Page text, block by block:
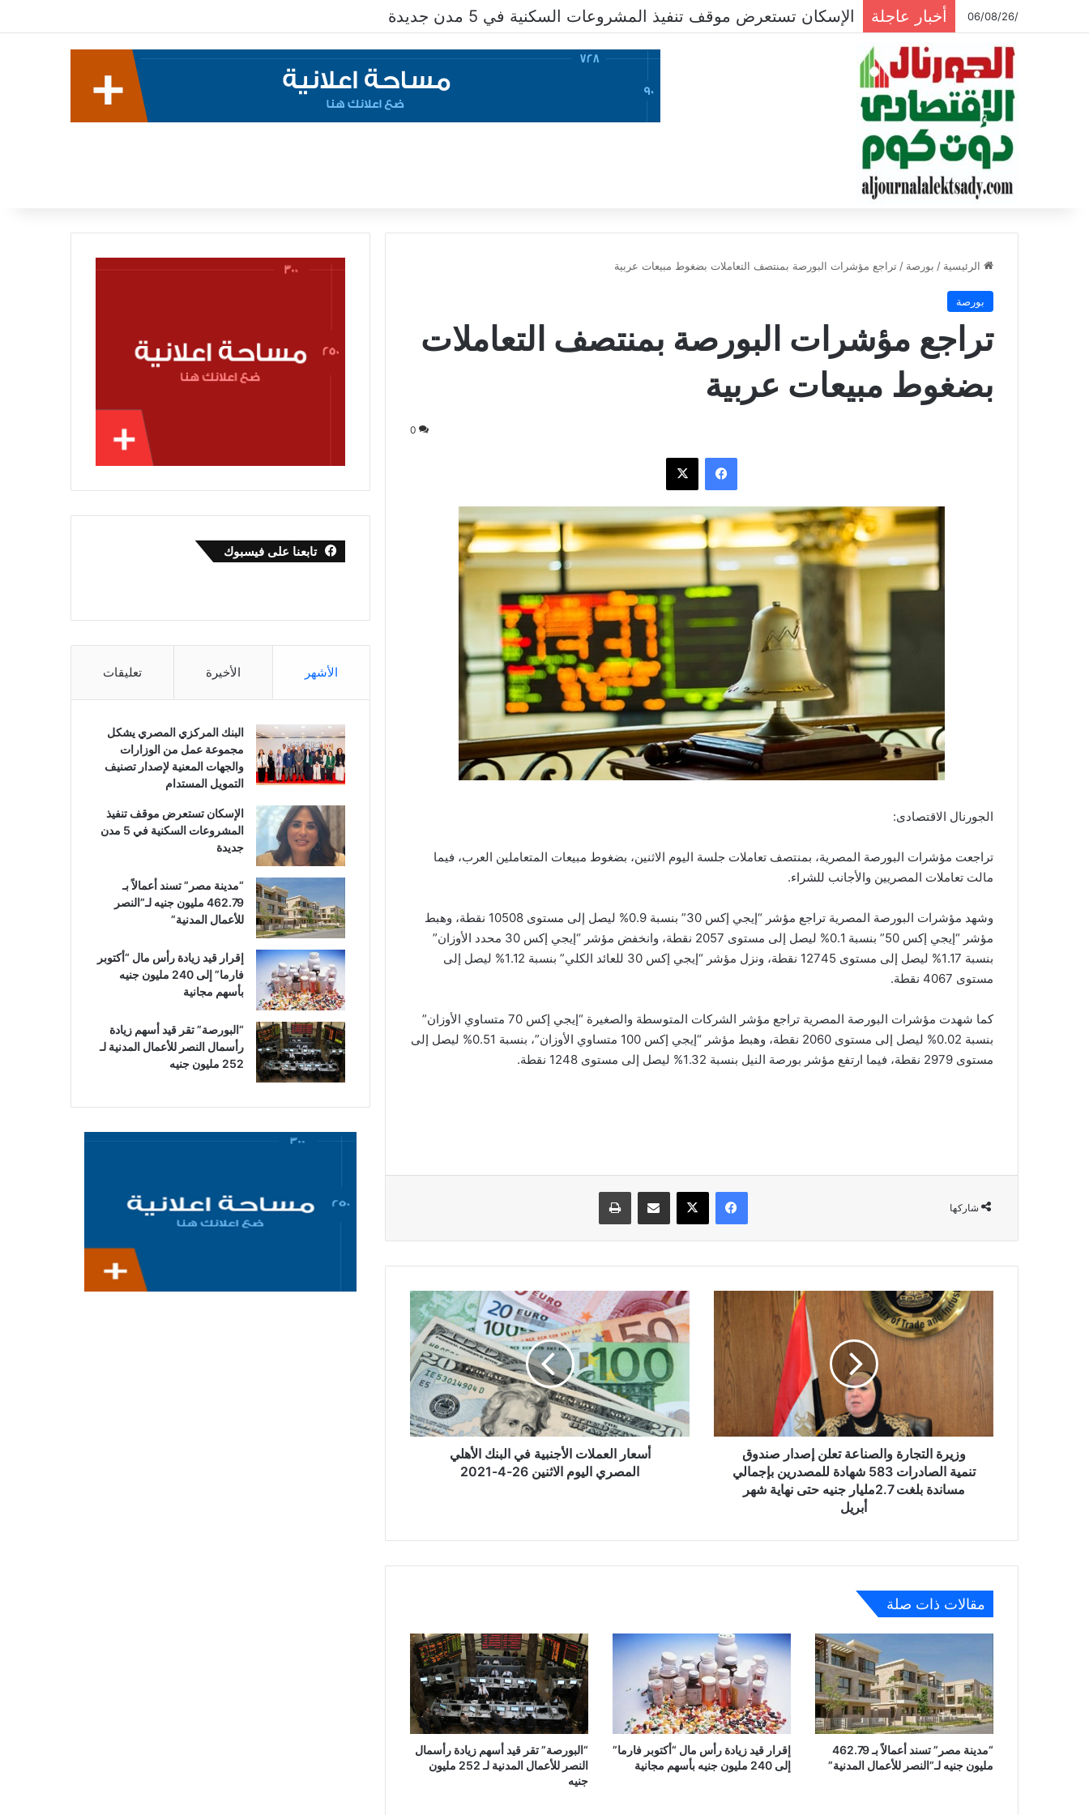
/06/08/26 أخبار عاجلة الإسكان تستعرض موقف تنفيذ المشروعات السكنية في 5 مدن جديدة
الرئيسية / بورصة / تراجع مؤشرات البورصة بمنتصف التعاملات بضغوط مبيعات عربية
بورصة
تراجع مؤشرات البورصة بمنتصف التعاملات
بضغوط مبيعات عربية
0
فيسبوك ‫X
الجورنال الاقتصادى:
تراجعت مؤشرات البورصة المصرية، بمنتصف تعاملات جلسة اليوم الاثنين، بضغوط مبيعات المتعاملين العرب، فيما
مالت تعاملات المصريين والأجانب للشراء.
وشهد مؤشرات البورصة المصرية تراجع مؤشر “إيجي إكس 30” بنسبة 0.9% ليصل إلى مستوى 10508 نقطة، وهبط
مؤشر “إيجي إكس 50” بنسبة 0.1% ليصل إلى مستوى 2057 نقطة، وانخفض مؤشر “إيجي إكس 30 محدد الأوزان”
بنسبة 1.17% ليصل إلى مستوى 12745 نقطة، ونزل مؤشر “إيجي إكس 30 للعائد الكلي” بنسبة 1.12% ليصل إلى
مستوى 4067 نقطة.
كما شهدت مؤشرات البورصة المصرية تراجع مؤشر الشركات المتوسطة والصغيرة “إيجي إكس 70 متساوي الأوزان”
بنسبة 0.02% ليصل إلى مستوى 2060 نقطة، وهبط مؤشر “إيجي إكس 100 متساوي الأوزان”، بنسبة 0.51% ليصل إلى
مستوى 2979 نقطة، فيما ارتفع مؤشر بورصة النيل بنسبة 1.32% ليصل إلى مستوى 1248 نقطة.
شاركها
فيسبوك ‫X مشاركة عبر البريد طباعة
التجارة
والصناعة
تعلن
إصدار
صندوق
تنمية
583
للمصدرين
حتى
شهر
أبريل
وزيرة التجارة والصناعة تعلن إصدار صندوق
تنمية الصادرات 583 شهادة للمصدرين بإجمالي
مساندة بلغت 2.7مليار جنيه حتى نهاية شهر
أبريل
أسعار
العملات
الأجنبية
البنك
الأهلي
المصري
اليوم
الاثنين
أسعار العملات الأجنبية في البنك الأهلي
المصري اليوم الاثنين 26-4-2021
مقالات ذات صلة
“مدينة مصر” تسند أعمالاً بـ 462.79
مليون جنيه لـ”النصر للأعمال المدنية”
إقرار قيد زيادة رأس مال “أكتوبر فارما”
إلى 240 مليون جنيه بأسهم مجانية
“البورصة” تقر قيد أسهم زيادة رأسمال
النصر للأعمال المدنية لـ 252 مليون
جنيه
تابعنا على فيسبوك
الأشهر الأخيرة تعليقات
البنك المركزي المصري يشكل
مجموعة عمل من الوزارات
والجهات المعنية لإصدار تصنيف
التمويل المستدام
الإسكان تستعرض موقف تنفيذ
المشروعات السكنية في 5 مدن
جديدة
“مدينة مصر” تسند أعمالاً بـ
462.79 مليون جنيه لـ”النصر
للأعمال المدنية”
إقرار قيد زيادة رأس مال “أكتوبر
فارما” إلى 240 مليون جنيه
بأسهم مجانية
“البورصة” تقر قيد أسهم زيادة
رأسمال النصر للأعمال المدنية لـ
252 مليون جنيه